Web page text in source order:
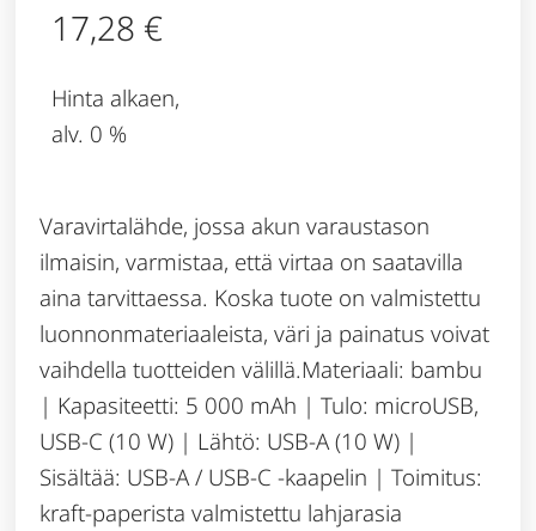
17,28 €
Hinta alkaen,
alv. 0 %
Varavirtalähde, jossa akun varaustason
ilmaisin, varmistaa, että virtaa on saatavilla
aina tarvittaessa. Koska tuote on valmistettu
luonnonmateriaaleista, väri ja painatus voivat
vaihdella tuotteiden välillä.Materiaali: bambu
| Kapasiteetti: 5 000 mAh | Tulo: microUSB,
USB-C (10 W) | Lähtö: USB-A (10 W) |
Sisältää: USB-A / USB-C -kaapelin | Toimitus:
kraft-paperista valmistettu lahjarasia